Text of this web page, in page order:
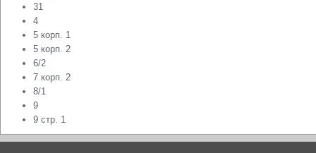
31
4
5 корп. 1
5 корп. 2
6/2
7 корп. 2
8/1
9
9 стр. 1